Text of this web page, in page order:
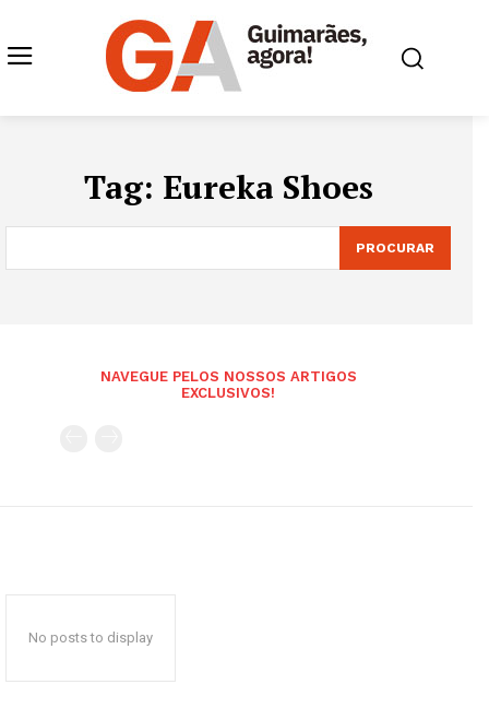
Tag: Eureka Shoes
PROCURAR
NAVEGUE PELOS NOSSOS ARTIGOS
EXCLUSIVOS!
No posts to display